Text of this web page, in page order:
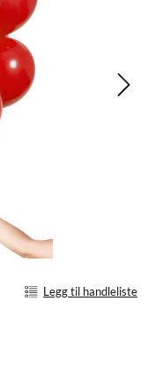
Legg til handleliste